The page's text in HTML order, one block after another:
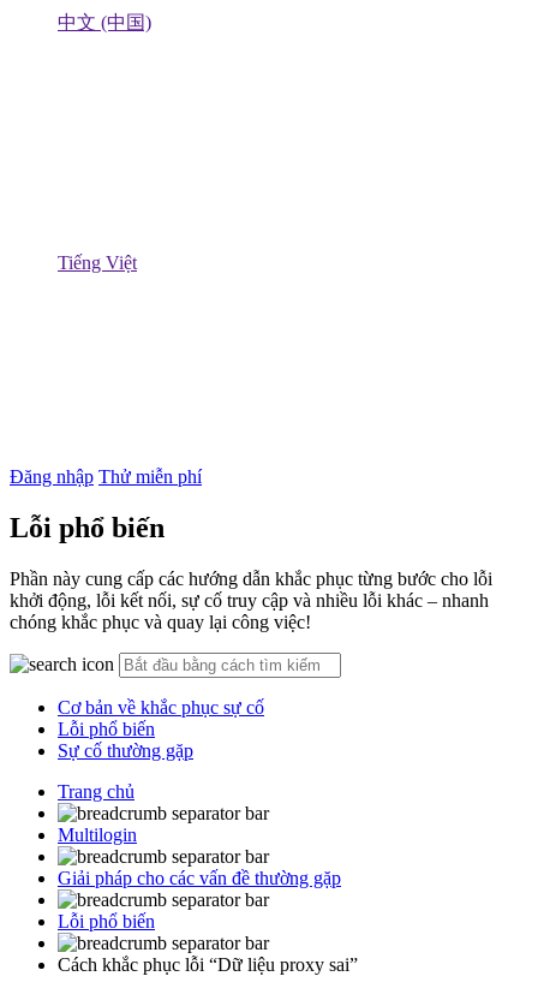
中文 (中国)
Tiếng Việt
Đăng nhập Thử miễn phí
Lỗi phổ biến
Phần này cung cấp các hướng dẫn khắc phục từng bước cho lỗi
khởi động, lỗi kết nối, sự cố truy cập và nhiều lỗi khác – nhanh
chóng khắc phục và quay lại công việc!
Cơ bản về khắc phục sự cố
Lỗi phổ biến
Sự cố thường gặp
Trang chủ
Multilogin
Giải pháp cho các vấn đề thường gặp
Lỗi phổ biến
Cách khắc phục lỗi “Dữ liệu proxy sai”